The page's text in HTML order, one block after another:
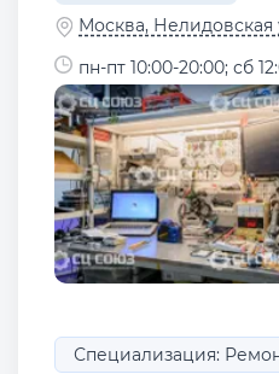
Москва, Нелидовская
пн-пт 10:00-20:00; сб
Специализация: